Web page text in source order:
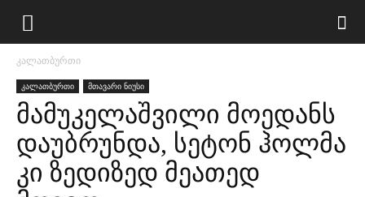
კალათბურთი
კალათბურთი მთავარი ნიუსი
მამუკელაშვილი მოედანს
დაუბრუნდა, სეტონ ჰოლმა
კი ზედიზედ მეათედ